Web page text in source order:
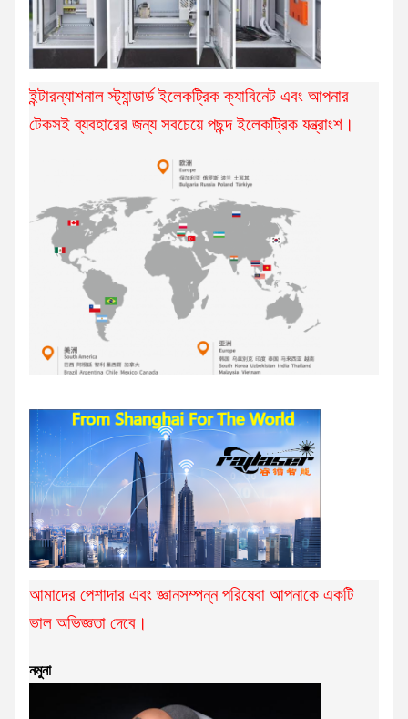
ইন্টারন্যাশনাল স্ট্যান্ডার্ড ইলেকট্রিক ক্যাবিনেট এবং আপনার
টেকসই ব্যবহারের জন্য সবচেয়ে পছন্দ ইলেকট্রিক যন্ত্রাংশ।
আমাদের পেশাদার এবং জ্ঞানসম্পন্ন পরিষেবা আপনাকে একটি
ভাল অভিজ্ঞতা দেবে।
নমুনা